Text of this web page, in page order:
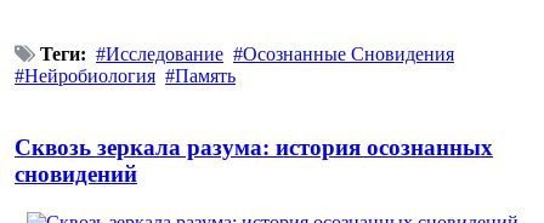
Теги: Исследование
Осознанные Сновидения
Нейробиология
Память
Сквозь зеркала разума: история осознанных
сновидений